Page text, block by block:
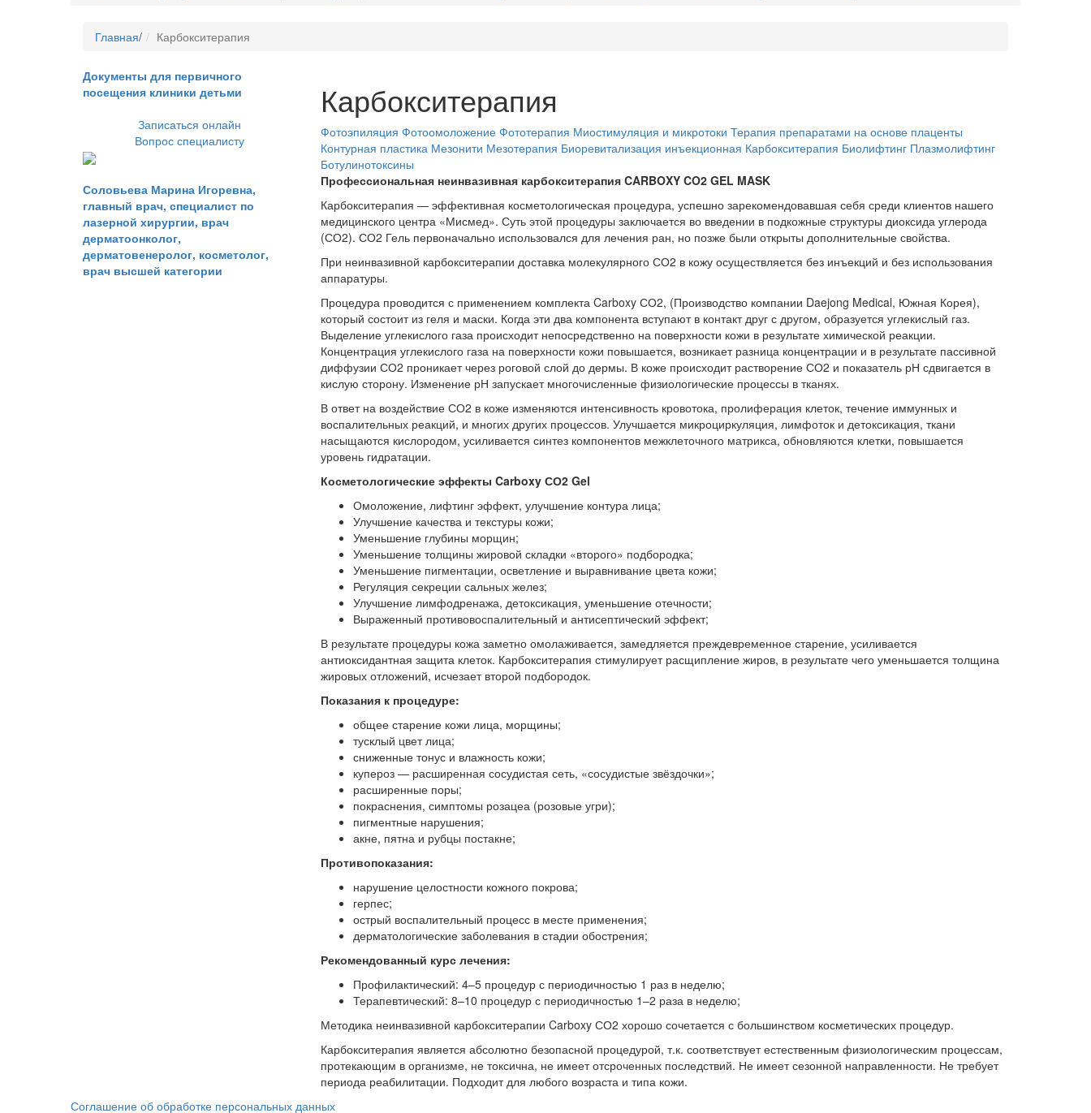
Главная/ Карбокситерапия
Документы для первичного
посещения клиники детьми
Записаться онлайн
Вопрос специалисту
Соловьева Марина Игоревна,
главный врач, специалист по
лазерной хирургии, врач
дерматоонколог,
дерматовенеролог, косметолог,
врач высшей категории
Карбокситерапия
Фотоэпиляция Фотоомоложение Фототерапия Миостимуляция и микротоки Терапия препаратами на основе плаценты
Контурная пластика Мезонити Мезотерапия Биоревитализация инъекционная Карбокситерапия Биолифтинг Плазмолифтинг
Ботулинотоксины
Профессиональная неинвазивная карбокситерапия CARBOXY CO2 GEL MASK
Карбокситерапия — эффективная косметологическая процедура, успешно зарекомендовавшая себя среди клиентов нашего
медицинского центра «Мисмед». Суть этой процедуры заключается во введении в подкожные структуры диоксида углерода
(СО2). СО2 Гель первоначально использовался для лечения ран, но позже были открыты дополнительные свойства.
При неинвазивной карбокситерапии доставка молекулярного СО2 в кожу осуществляется без инъекций и без использования
аппаратуры.
Процедура проводится с применением комплекта Carboxy СО2, (Производство компании Daejong Medical, Южная Корея),
который состоит из геля и маски. Когда эти два компонента вступают в контакт друг с другом, образуется углекислый газ.
Выделение углекислого газа происходит непосредственно на поверхности кожи в результате химической реакции.
Концентрация углекислого газа на поверхности кожи повышается, возникает разница концентрации и в результате пассивной
диффузии СО2 проникает через роговой слой до дермы. В коже происходит растворение СО2 и показатель рН сдвигается в
кислую сторону. Изменение рН запускает многочисленные физиологические процессы в тканях.
В ответ на воздействие СО2 в коже изменяются интенсивность кровотока, пролиферация клеток, течение иммунных и
воспалительных реакций, и многих других процессов. Улучшается микроциркуляция, лимфоток и детоксикация, ткани
насыщаются кислородом, усиливается синтез компонентов межклеточного матрикса, обновляются клетки, повышается
уровень гидратации.
Косметологические эффекты Carboxy СО2 Gel
Омоложение, лифтинг эффект, улучшение контура лица;
Улучшение качества и текстуры кожи;
Уменьшение глубины морщин;
Уменьшение толщины жировой складки «второго» подбородка;
Уменьшение пигментации, осветление и выравнивание цвета кожи;
Регуляция секреции сальных желез;
Улучшение лимфодренажа, детоксикация, уменьшение отечности;
Выраженный противовоспалительный и антисептический эффект;
В результате процедуры кожа заметно омолаживается, замедляется преждевременное старение, усиливается
антиоксидантная защита клеток. Карбокситерапия стимулирует расщипление жиров, в результате чего уменьшается толщина
жировых отложений, исчезает второй подбородок.
Показания к процедуре:
общее старение кожи лица, морщины;
тусклый цвет лица;
сниженные тонус и влажность кожи;
купероз — расширенная сосудистая сеть, «сосудистые звёздочки»;
расширенные поры;
покраснения, симптомы розацеа (розовые угри);
пигментные нарушения;
акне, пятна и рубцы постакне;
Противопоказания:
нарушение целостности кожного покрова;
герпес;
острый воспалительный процесс в месте применения;
дерматологические заболевания в стадии обострения;
Рекомендованный курс лечения:
Профилактический: 4–5 процедур с периодичностью 1 раз в неделю;
Терапевтический: 8–10 процедур с периодичностью 1–2 раза в неделю;
Методика неинвазивной карбокситерапии Carboxy СО2 хорошо сочетается с большинством косметических процедур.
Карбокситерапия является абсолютно безопасной процедурой, т.к. соответствует естественным физиологическим процессам,
протекающим в организме, не токсична, не имеет отсроченных последствий. Не имеет сезонной направленности. Не требует
периода реабилитации. Подходит для любого возраста и типа кожи.
Соглашение об обработке персональных данных